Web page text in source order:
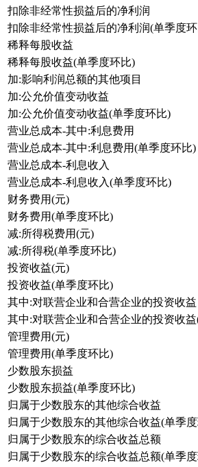
扣除非经常性损益后的净利润
扣除非经常性损益后的净利润(单季度
稀释每股收益
稀释每股收益(单季度环比)
加:影响利润总额的其他项目
加:公允价值变动收益
加:公允价值变动收益(单季度环比)
营业总成本-其中:利息费用
营业总成本-其中:利息费用(单季度环比)
营业总成本-利息收入
营业总成本-利息收入(单季度环比)
财务费用(元)
财务费用(单季度环比)
减:所得税费用(元)
减:所得税(单季度环比)
投资收益(元)
投资收益(单季度环比)
其中:对联营企业和合营企业的投资收益
其中:对联营企业和合营企业的投资收
管理费用(元)
管理费用(单季度环比)
少数股东损益
少数股东损益(单季度环比)
归属于少数股东的其他综合收益
归属于少数股东的其他综合收益(单季
归属于少数股东的综合收益总额
归属于少数股东的综合收益总额(单季